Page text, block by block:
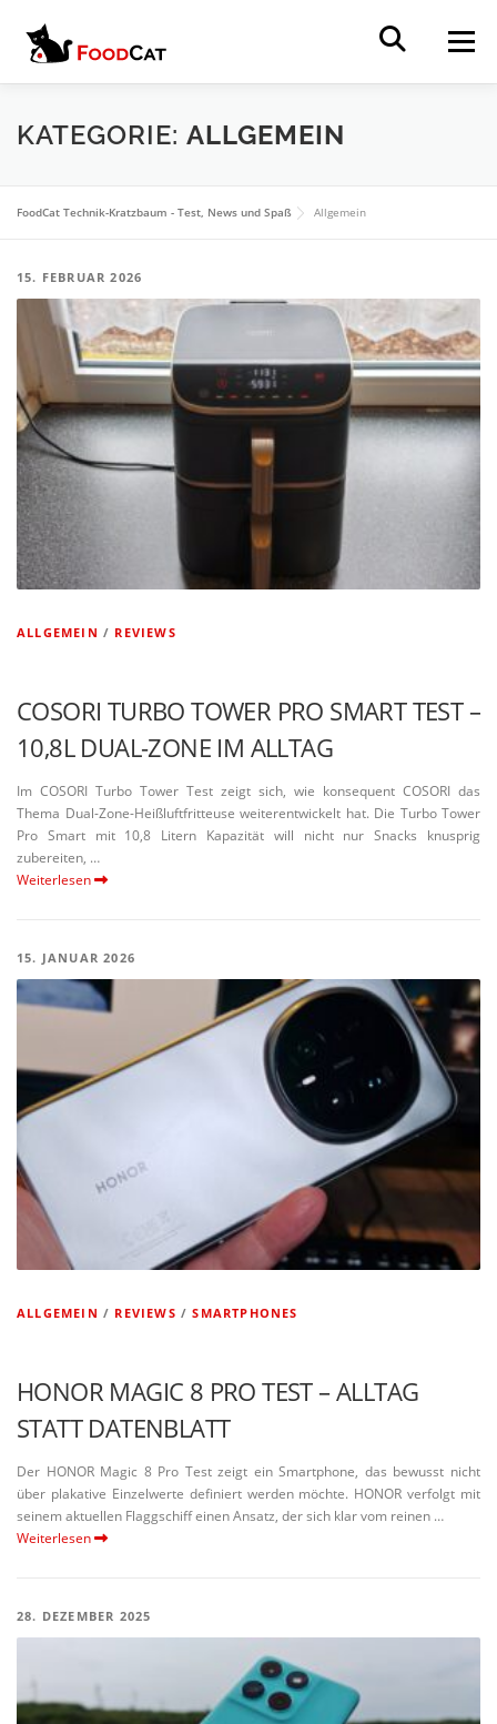
Menü
HOME NEWS REVIEWS TUTORIALS
VERGLEICHE ÜBER
KATEGORIE: ALLGEMEIN
FoodCat Technik-Kratzbaum - Test, News und Spaß Allgemein
15. FEBRUAR 2026
ALLGEMEIN / REVIEWS
COSORI TURBO TOWER PRO SMART TEST –
10,8L DUAL-ZONE IM ALLTAG
Im COSORI Turbo Tower Test zeigt sich, wie konse­quent COSORI das
Thema Dual-Zone-Heißluft­fri­t­­teuse weiter­ent­wi­ckelt hat. Die Turbo Tower
Pro Smart mit 10,8 Litern Kapazität will nicht nur Snacks knusprig
zubereiten, …
Weiterlesen
15. JANUAR 2026
ALLGEMEIN / REVIEWS /SMARTPHONES
HONOR MAGIC 8 PRO TEST – ALLTAG
STATT DATENBLATT
Der HONOR Magic 8 Pro Test zeigt ein Smart­phone, das bewusst nicht
über plakative Einzel­werte definiert werden möchte. HONOR verfolgt mit
seinem aktuellen Flagg­schiff einen Ansatz, der sich klar vom reinen …
Weiterlesen
28. DEZEMBER 2025